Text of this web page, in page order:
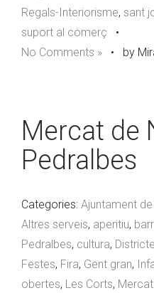
Regals-Interiorisme, sant
suport al comerç •
No Comments » • by
Mercat de
Pedralbes
Categories: Ajuntament
Altres serveis, aperitiu,
Pedralbes, cultura, Districte
Festes, Fira, Gent gran,
obertes, Les Corts,